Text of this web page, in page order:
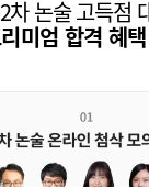
2차 논술 고득점
미엄 합격 혜